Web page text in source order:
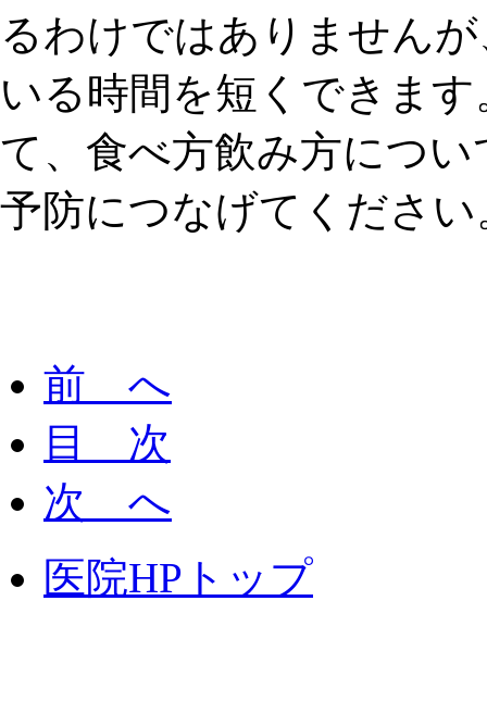
るわけではありません
いる時間を短くできま
て、 食べ方飲み方につ
予防につなげてください
前 へ
目 次
次 へ
医院HPトップ